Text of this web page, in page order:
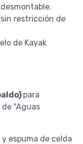
restricción de
de Kayak
para
"Aguas
espuma de celda